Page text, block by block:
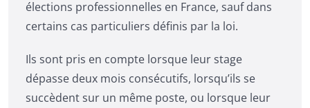
élections professionnelles en France, sauf dans
certains cas particuliers définis par la loi.
Ils sont pris en compte lorsque leur stage
dépasse deux mois consécutifs, lorsqu’ils se
succèdent sur un même poste, ou lorsque leur